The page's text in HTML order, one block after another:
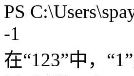
PS
-1
在“123”中，